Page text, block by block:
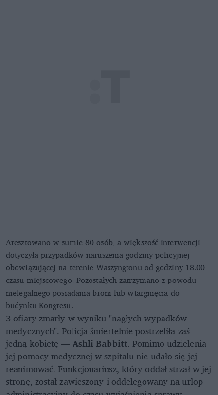
Aresztowano w sumie 80 osób, a większość interwencji
dotyczyła przypadków naruszenia godziny policyjnej
obowiązującej na terenie Waszyngtonu od godziny 18.00
czasu miejscowego. Pozostałych zatrzymano z powodu
nielegalnego posiadania broni lub wtargnięcia do
budynku Kongresu.
3 ofiary zmarły w wyniku "nagłych wypadków
medycznych". Policja śmiertelnie postrzeliła zaś
jedną kobietę — Ashli Babbitt. Pomimo udzielenia
jej pomocy medycznej w szpitalu nie udało się jej
reanimować. Funkcjonariusz, który oddał strzał w jej
stronę, został zawieszony i oddelegowany na urlop